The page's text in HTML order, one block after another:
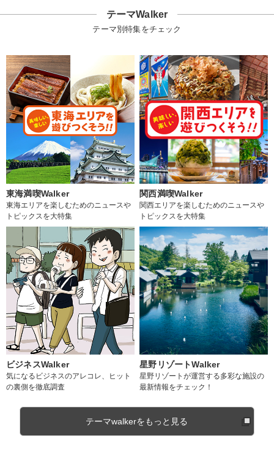
テーマWalker
テーマ別特集をチェック
東海満喫Walker
東海エリアを楽しむためのニュースや
トピックスを大特集
関西満喫Walker
関西エリアを楽しむためのニュースや
トピックスを大特集
ビジネスWalker
気になるビジネスのアレコレ、ヒット
の裏側を徹底調査
星野リゾートWalker
星野リゾートが運営する多彩な施設の
最新情報をチェック！
テーマwalkerをもっと見る